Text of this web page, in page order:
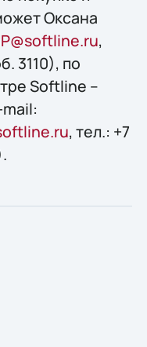
Оксана
,
3110), по
Softline –
, тел.: +7